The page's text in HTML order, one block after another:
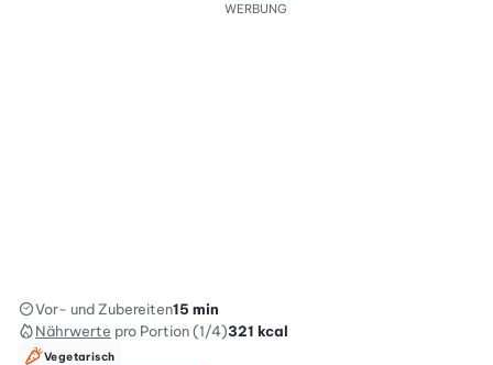
WERBUNG
Vor- und Zubereiten15 min
Nährwerte pro Portion (1/4)321 kcal
Vegetarisch